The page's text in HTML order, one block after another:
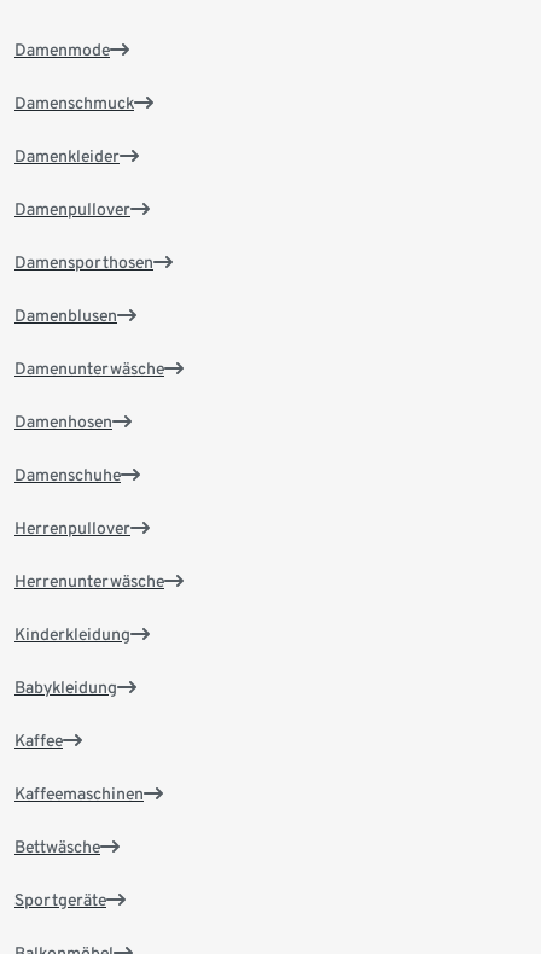
Damenmode
Damenschmuck
Damenkleider
Damenpullover
Damensporthosen
Damenblusen
Damenunterwäsche
Damenhosen
Damenschuhe
Herrenpullover
Herrenunterwäsche
Kinderkleidung
Babykleidung
Kaffee
Kaffeemaschinen
Bettwäsche
Sportgeräte